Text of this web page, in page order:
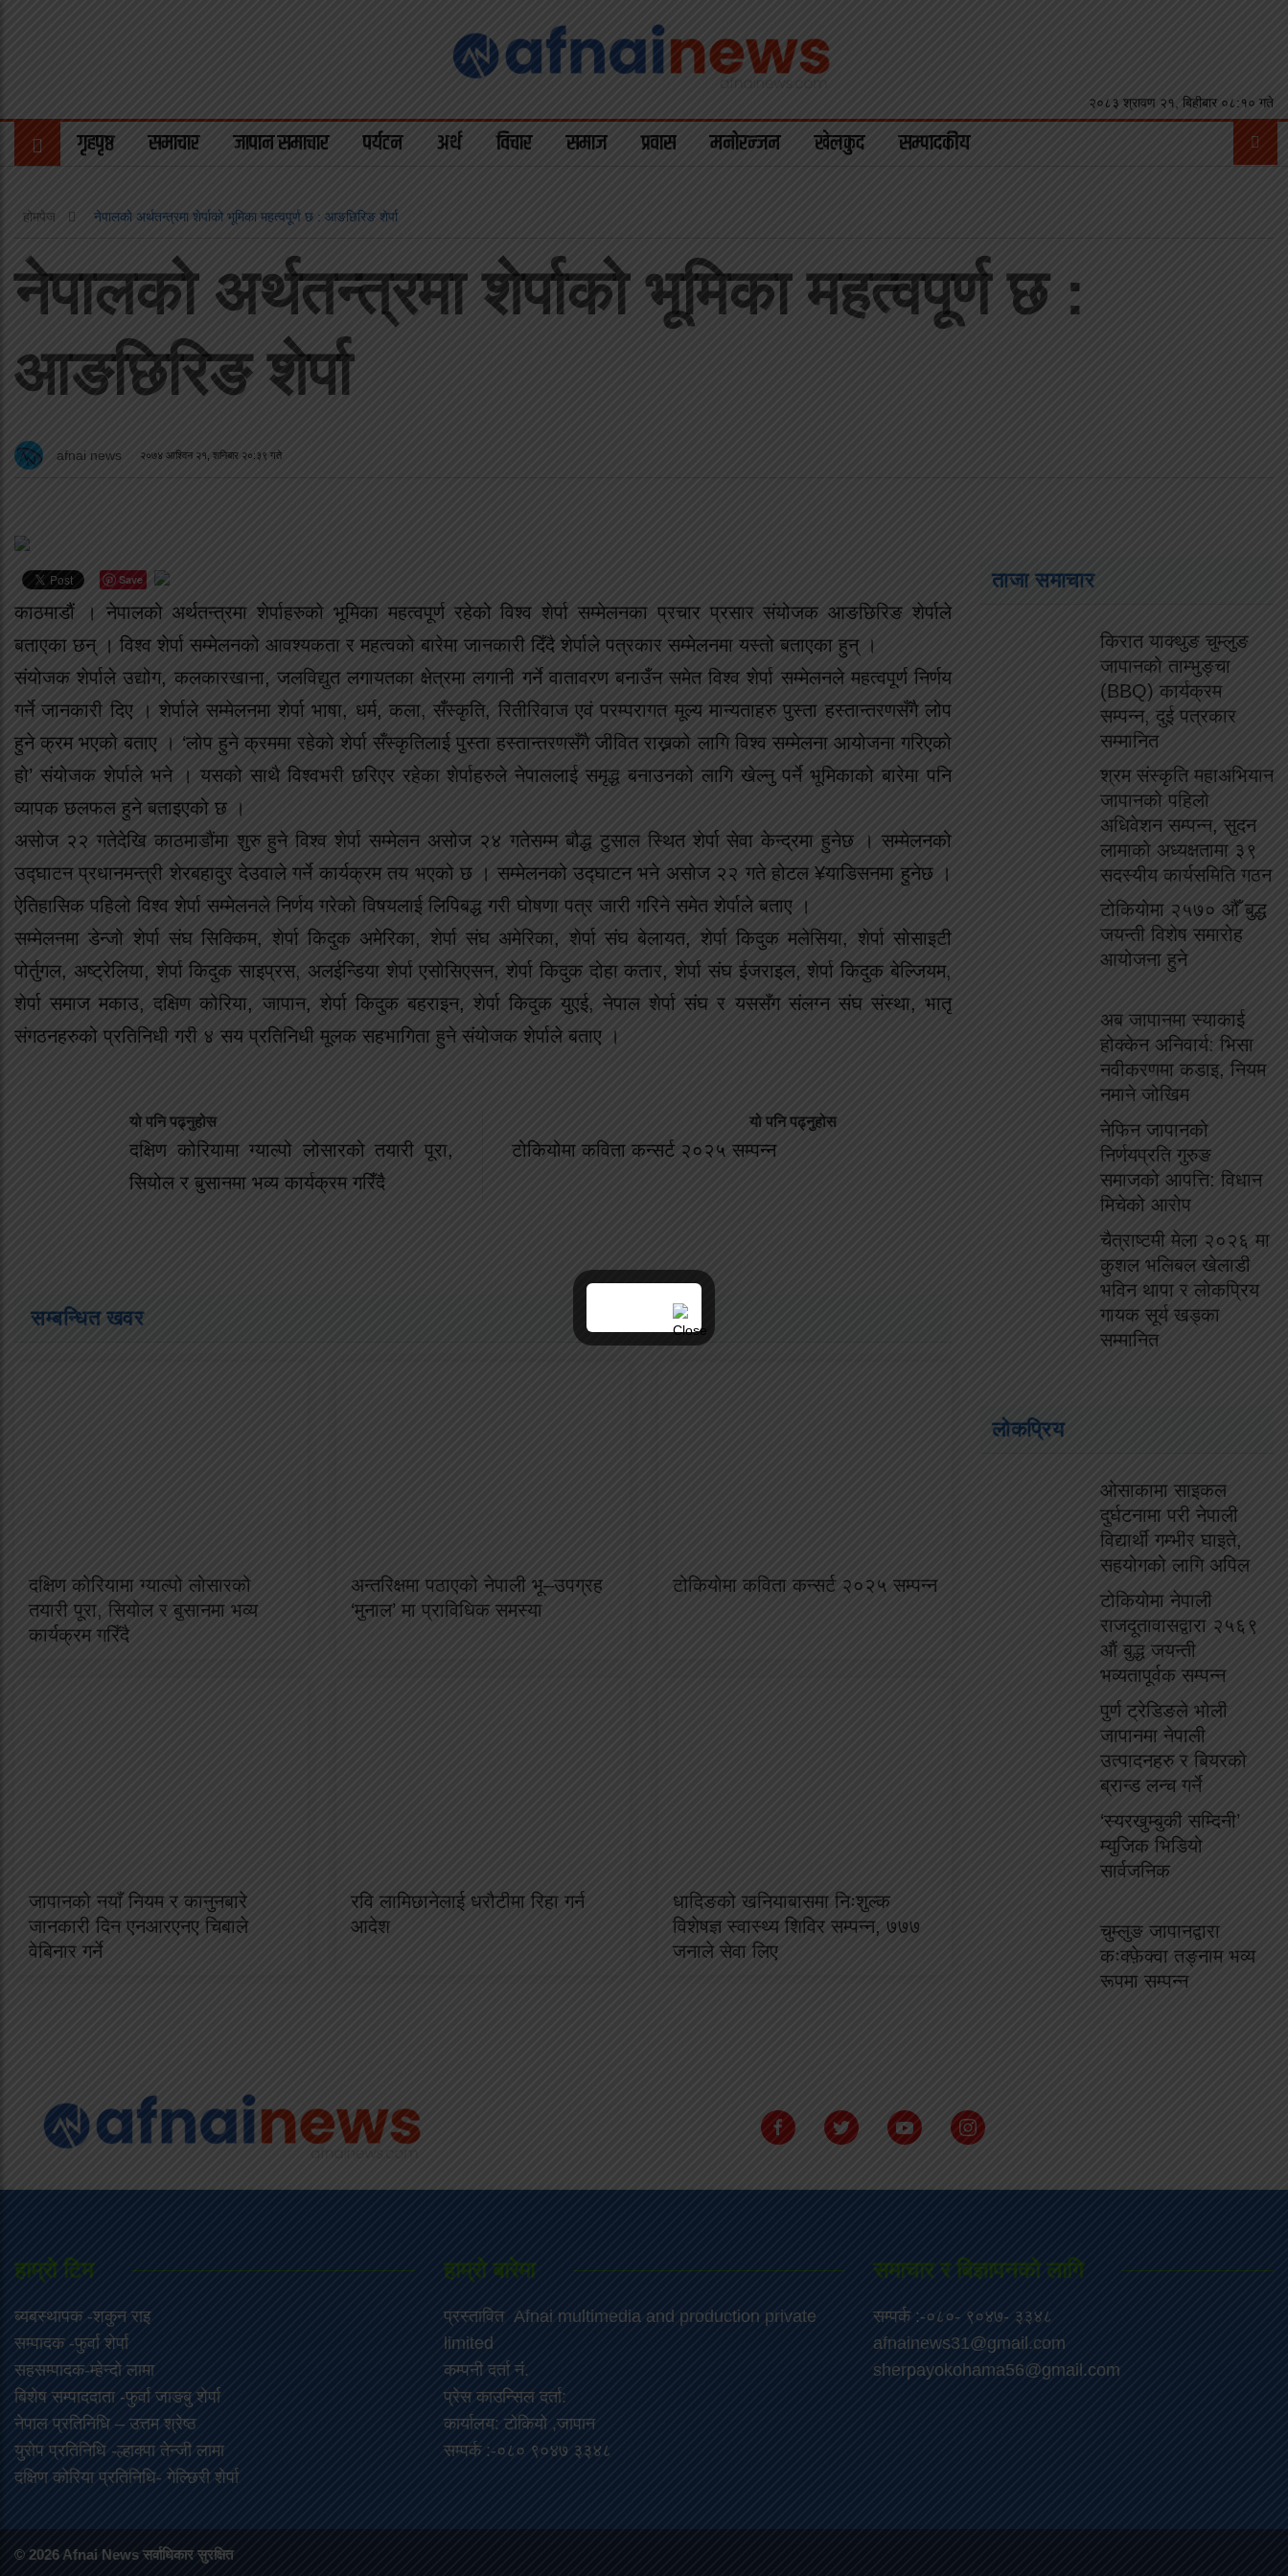
२०८३ श्रावण २१, बिहीबार ०८:१० गते
गृहपृष्ठ समाचार जापान समाचार पर्यटन अर्थ विचार समाज प्रवास मनोरन्जन खेलकुद सम्पादकीय
होमपेज नेपालको अर्थतन्त्रमा शेर्पाको भूमिका महत्वपूर्ण छ : आङछिरिङ शेर्पा
नेपालको अर्थतन्त्रमा शेर्पाको भूमिका महत्वपूर्ण छ :
आङछिरिङ शेर्पा
afnai news २०७४ आश्विन २१, शनिबार २०:३९ गते
Save
काठमाडौं । नेपालको अर्थतन्त्रमा शेर्पाहरुको भूमिका महत्वपूर्ण रहेको विश्व शेर्पा सम्मेलनका प्रचार प्रसार संयोजक आङछिरिङ शेर्पाले
बताएका छन् । विश्व शेर्पा सम्मेलनको आवश्यकता र महत्वको बारेमा जानकारी दिँदै शेर्पाले पत्रकार सम्मेलनमा यस्तो बताएका हुन् ।
संयोजक शेर्पाले उद्योग, कलकारखाना, जलविद्युत लगायतका क्षेत्रमा लगानी गर्ने वातावरण बनाउँन समेत विश्व शेर्पा सम्मेलनले महत्वपूर्ण निर्णय
गर्ने जानकारी दिए । शेर्पाले सम्मेलनमा शेर्पा भाषा, धर्म, कला, सँस्कृति, रितीरिवाज एवं परम्परागत मूल्य मान्यताहरु पुस्ता हस्तान्तरणसँगै लोप
हुने क्रम भएको बताए । ‘लोप हुने क्रममा रहेको शेर्पा सँस्कृतिलाई पुस्ता हस्तान्तरणसँगै जीवित राख्नको लागि विश्व सम्मेलना आयोजना गरिएको
हो’ संयोजक शेर्पाले भने । यसको साथै विश्वभरी छरिएर रहेका शेर्पाहरुले नेपाललाई समृद्ध बनाउनको लागि खेल्नु पर्ने भूमिकाको बारेमा पनि
व्यापक छलफल हुने बताइएको छ ।
असोज २२ गतेदेखि काठमाडौंमा शुरु हुने विश्व शेर्पा सम्मेलन असोज २४ गतेसम्म बौद्ध टुसाल स्थित शेर्पा सेवा केन्द्रमा हुनेछ । सम्मेलनको
उद्घाटन प्रधानमन्त्री शेरबहादुर देउवाले गर्ने कार्यक्रम तय भएको छ । सम्मेलनको उद्घाटन भने असोज २२ गते होटल ¥याडिसनमा हुनेछ ।
ऐतिहासिक पहिलो विश्व शेर्पा सम्मेलनले निर्णय गरेको विषयलाई लिपिबद्ध गरी घोषणा पत्र जारी गरिने समेत शेर्पाले बताए ।
सम्मेलनमा डेन्जो शेर्पा संघ सिक्किम, शेर्पा किदुक अमेरिका, शेर्पा संघ अमेरिका, शेर्पा संघ बेलायत, शेर्पा किदुक मलेसिया, शेर्पा सोसाइटी
पोर्तुगल, अष्ट्रेलिया, शेर्पा किदुक साइप्रस, अलईन्डिया शेर्पा एसोसिएसन, शेर्पा किदुक दोहा कतार, शेर्पा संघ ईजराइल, शेर्पा किदुक बेल्जियम,
शेर्पा समाज मकाउ, दक्षिण कोरिया, जापान, शेर्पा किदुक बहराइन, शेर्पा किदुक युएई, नेपाल शेर्पा संघ र यससँग संलग्न संघ संस्था, भातृ
संगठनहरुको प्रतिनिधी गरी ४ सय प्रतिनिधी मूलक सहभागिता हुने संयोजक शेर्पाले बताए ।
यो पनि पढ्नुहोस
दक्षिण कोरियामा ग्याल्पो लोसारको तयारी पूरा,
सियोल र बुसानमा भव्य कार्यक्रम गरिँदै
यो पनि पढ्नुहोस
टोकियोमा कविता कन्सर्ट २०२५ सम्पन्न
सम्बन्धित खवर
दक्षिण कोरियामा ग्याल्पो लोसारको
तयारी पूरा, सियोल र बुसानमा भव्य
कार्यक्रम गरिँदै
अन्तरिक्षमा पठाएको नेपाली भू–उपग्रह
‘मुनाल’ मा प्राविधिक समस्या
टोकियोमा कविता कन्सर्ट २०२५ सम्पन्न
जापानको नयाँ नियम र कानुनबारे
जानकारी दिन एनआरएनए चिबाले
वेबिनार गर्ने
रवि लामिछानेलाई धरौटीमा रिहा गर्न
आदेश
धादिङको खनियाबासमा निःशुल्क
विशेषज्ञ स्वास्थ्य शिविर सम्पन्न, ७७७
जनाले सेवा लिए
ताजा समाचार
किरात याक्थुङ चुम्लुङ
जापानको ताम्भुङ्चा
(BBQ) कार्यक्रम
सम्पन्न, दुई पत्रकार
सम्मानित
श्रम संस्कृति महाअभियान
जापानको पहिलो
अधिवेशन सम्पन्न, सुदन
लामाको अध्यक्षतामा ३९
सदस्यीय कार्यसमिति गठन
टोकियोमा २५७० औँ बुद्ध
जयन्ती विशेष समारोह
आयोजना हुने
अब जापानमा स्याकाई
होक्केन अनिवार्य: भिसा
नवीकरणमा कडाइ, नियम
नमाने जोखिम
नेफिन जापानको
निर्णयप्रति गुरुङ
समाजको आपत्ति: विधान
मिचेको आरोप
चैत्राष्टमी मेला २०२६ मा
कुशल भलिबल खेलाडी
भविन थापा र लोकप्रिय
गायक सूर्य खड्का
सम्मानित
लोकप्रिय
ओसाकामा साइकल
दुर्घटनामा परी नेपाली
विद्यार्थी गम्भीर घाइते,
सहयोगको लागि अपिल
टोकियोमा नेपाली
राजदूतावासद्वारा २५६९
औं बुद्ध जयन्ती
भव्यतापूर्वक सम्पन्न
पुर्ण ट्रेडिङले भोली
जापानमा नेपाली
उत्पादनहरु र बियरको
ब्रान्ड लन्च गर्ने
‘स्यरखुम्बुकी सम्दिनी’
म्युजिक भिडियो
सार्वजनिक
चुम्लुङ जापानद्वारा
कःक्फ़ेक्वा तङ्नाम भव्य
रूपमा सम्पन्न
हाम्राे टिम
ब्यबस्थापक -शकुन राइ
सम्पादक -फुर्वा शेर्पा
सहसम्पादक-म्हेन्दो लामा
‍बिशेष सम्पाददाता -फुर्वा जा‌ङबु शेर्पा
नेपाल प्रतिनिधि – उत्तम श्रेष्ठ
युरोप प्रतिनिधि -ल्हाक्पा तेन्जी लामा
दक्षिण कोरिया प्रतिनिधि- गेल्छिरी शेर्पा
हाम्रो बारेमा
प्रस्तावित Afnai multimedia and production private
limited
कम्पनी दर्ता नं.
प्रेस काउन्सिल दर्ता:
कार्यालय: टोकियो ,जापान
सम्पर्क :-०८० ९०४७ ३३४८
समाचार र बिज्ञापनको लागि
सम्पर्क :-०८०- ९०४७- ३३४८
afnainews31@gmail.com
sherpayokohama56@gmail.com
© 2026 Afnai News सर्वाधिकार सुरक्षित